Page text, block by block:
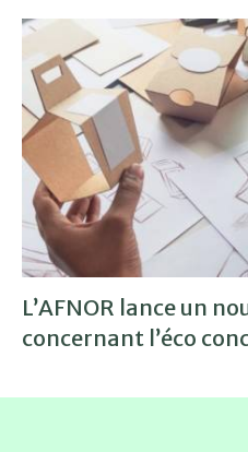
L’AFNOR lance un
concernant l’éco